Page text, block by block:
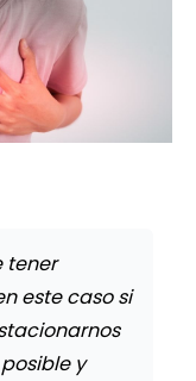
tener
este caso si
y